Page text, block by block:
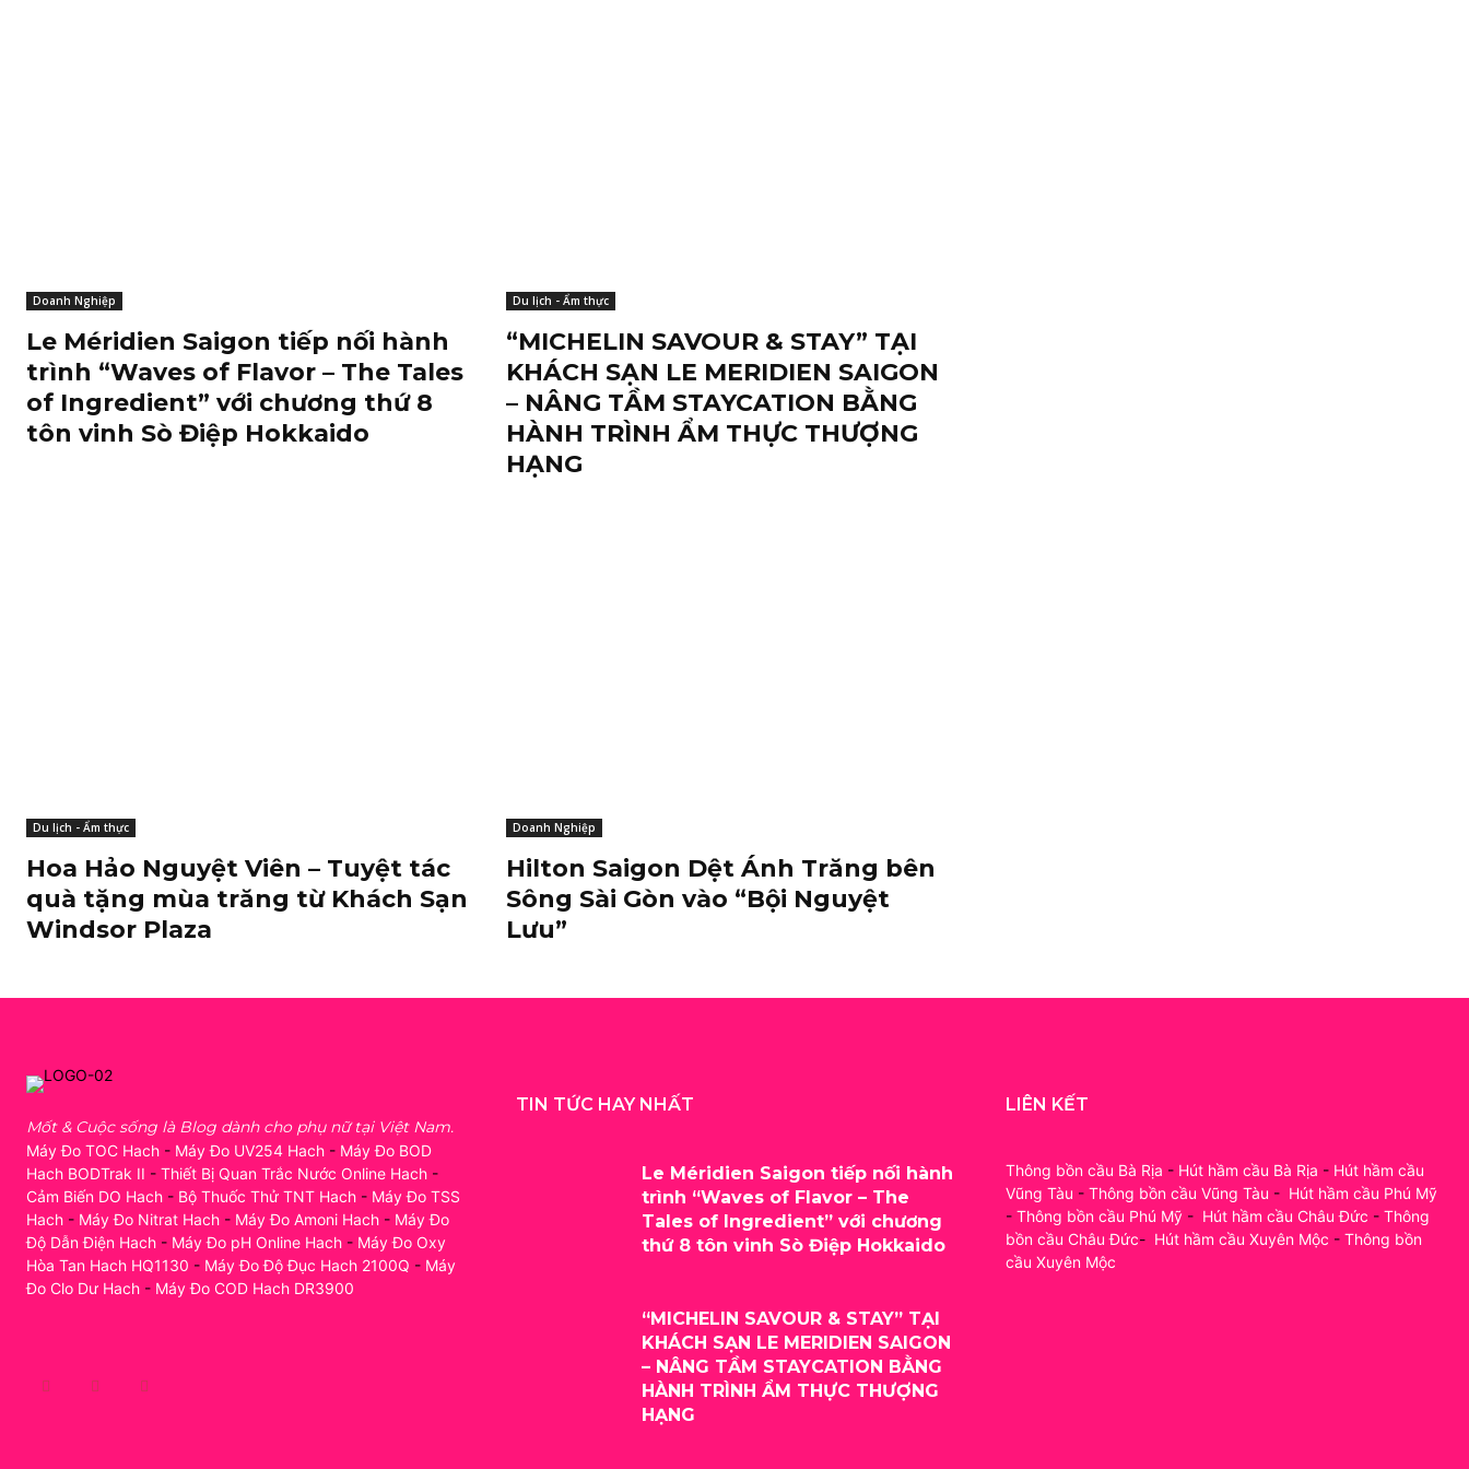
Doanh Nghiệp
Le Méridien Saigon tiếp nối hành
trình “Waves of Flavor – The Tales
of Ingredient” với chương thứ 8
tôn vinh Sò Điệp Hokkaido
Du lịch - Ẩm thực
“MICHELIN SAVOUR & STAY” TẠI
KHÁCH SẠN LE MERIDIEN SAIGON
– NÂNG TẦM STAYCATION BẰNG
HÀNH TRÌNH ẨM THỰC THƯỢNG
HẠNG
Du lịch - Ẩm thực
Hoa Hảo Nguyệt Viên – Tuyệt tác
quà tặng mùa trăng từ Khách Sạn
Windsor Plaza
Doanh Nghiệp
Hilton Saigon Dệt Ánh Trăng bên
Sông Sài Gòn vào “Bội Nguyệt
Lưu”
Mốt & Cuộc sống là Blog dành cho phụ nữ tại Việt Nam.
Máy Đo TOC Hach - Máy Đo UV254 Hach - Máy Đo BOD
Hach BODTrak II - Thiết Bị Quan Trắc Nước Online Hach -
Cảm Biến DO Hach - Bộ Thuốc Thử TNT Hach - Máy Đo TSS
Hach - Máy Đo Nitrat Hach - Máy Đo Amoni Hach - Máy Đo
Độ Dẫn Điện Hach - Máy Đo pH Online Hach - Máy Đo Oxy
Hòa Tan Hach HQ1130 - Máy Đo Độ Đục Hach 2100Q - Máy
Đo Clo Dư Hach - Máy Đo COD Hach DR3900
TIN TỨC HAY NHẤT
Le Méridien Saigon tiếp nối hành
trình “Waves of Flavor – The
Tales of Ingredient” với chương
thứ 8 tôn vinh Sò Điệp Hokkaido
“MICHELIN SAVOUR & STAY” TẠI
KHÁCH SẠN LE MERIDIEN SAIGON
– NÂNG TẦM STAYCATION BẰNG
HÀNH TRÌNH ẨM THỰC THƯỢNG
HẠNG
LIÊN KẾT
Thông bồn cầu Bà Rịa - Hút hầm cầu Bà Rịa - Hút hầm cầu
Vũng Tàu - Thông bồn cầu Vũng Tàu - Hút hầm cầu Phú Mỹ
- Thông bồn cầu Phú Mỹ - Hút hầm cầu Châu Đức - Thông
bồn cầu Châu Đức- Hút hầm cầu Xuyên Mộc - Thông bồn
cầu Xuyên Mộc